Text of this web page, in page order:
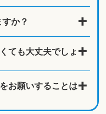
か？
ても大丈夫でしょ
お願いすることは